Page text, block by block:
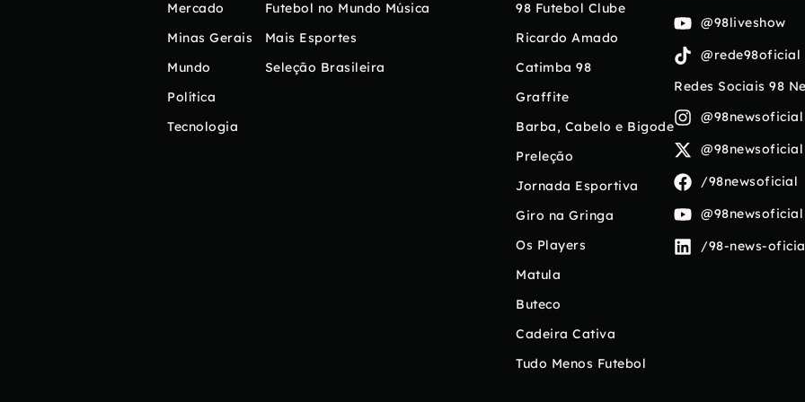
Mercado
Minas Gerais
Mundo
Política
Tecnologia
Futebol no Mundo
Mais Esportes
Seleção Brasileira
Música
98 Futebol Clube
Ricardo Amado
Catimba 98
Graffite
Barba, Cabelo e Bigode
Preleção
Jornada Esportiva
Giro na Gringa
Os Players
Matula
Buteco
Cadeira Cativa
Tudo Menos Futebol
@98liveshow
@rede98oficial
Redes Sociais 98
@98newsoficial
@98newsoficial
/98newsoficial
@98newsoficial
/98-news-